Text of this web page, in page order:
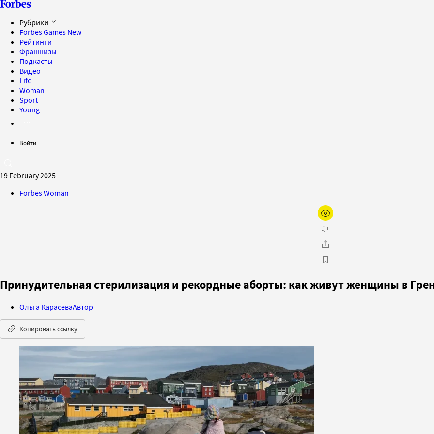
Рубрики
Forbes Games New
Рейтинги
Франшизы
Подкасты
Видео
Life
Woman
Sport
Young
Войти
19 February 2025
Forbes Woman
Принудительная стерилизация и рекордные аборты: как живут женщины в
Ольга КарасеваАвтор
Копировать ссылку